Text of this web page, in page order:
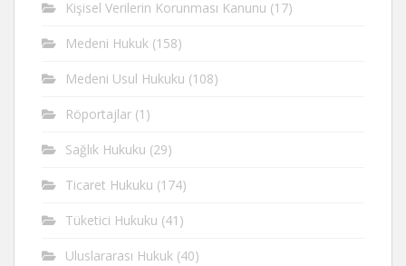
Kişisel Verilerin Korunması Kanunu (17)
Medeni Hukuk (158)
Medeni Usul Hukuku (108)
Röportajlar (1)
Sağlık Hukuku (29)
Ticaret Hukuku (174)
Tüketici Hukuku (41)
Uluslararası Hukuk (40)